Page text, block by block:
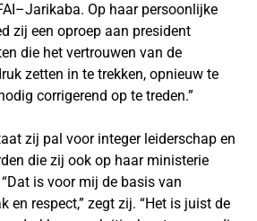
Op haar persoonlijke
zij een oproep aan president
die het vertrouwen van de
zetten in te trekken, opnieuw te
corrigerend op te treden.”
zij pal voor integer leiderschap en
die zij ook op haar ministerie
is voor mij de basis van
en respect,” zegt zij. “Het is juist de